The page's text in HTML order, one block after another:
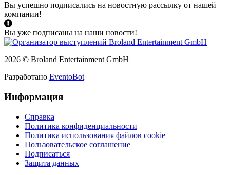
Вы успешно подписались на новостную рассылку от нашей
компании!
Вы уже подписаны на наши новости!
2026 © Broland Entertainment GmbH
Разработано EventoBot
Информация
Справка
Политика конфиденциальности
Политика использования файлов cookie
Пользовательское соглашение
Подписаться
Защита данных